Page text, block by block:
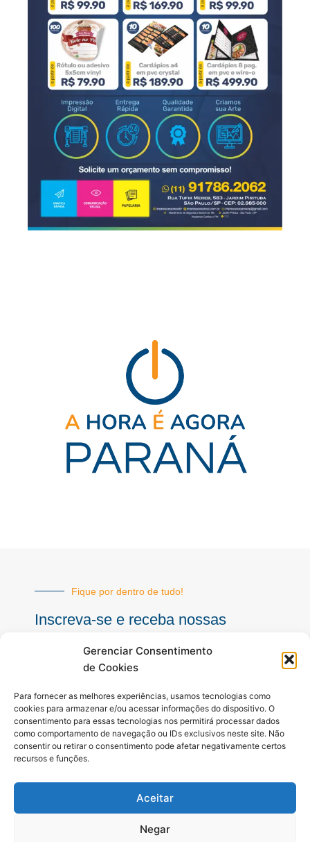
Gerenciar Consentimento
de Cookies
Para fornecer as melhores experiências, usamos tecnologias como
cookies para armazenar e/ou acessar informações do dispositivo. O
consentimento para essas tecnologias nos permitirá processar dados
como comportamento de navegação ou IDs exclusivos neste site. Não
consentir ou retirar o consentimento pode afetar negativamente certos
recursos e funções.
Aceitar
Negar
Fique por dentro de tudo!
Inscreva-se e receba nossas
mail
INSCREVER
a
I
n
s
t
o